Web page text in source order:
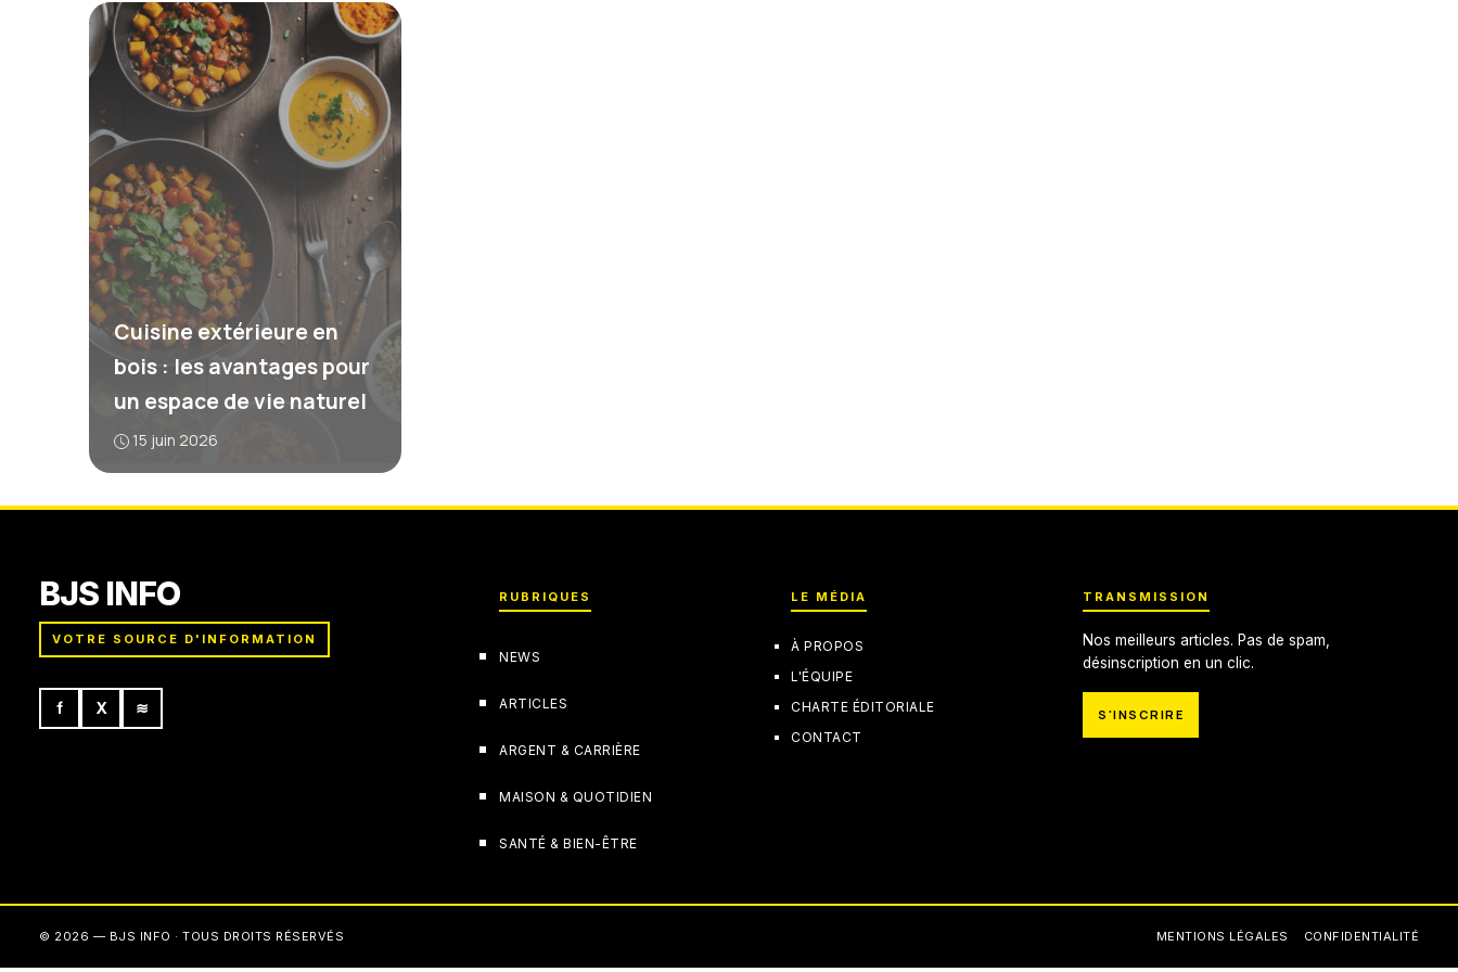
Cuisine extérieure en
bois : les avantages pour
un espace de vie naturel
15 juin 2026
BJS INFO
VOTRE SOURCE D'INFORMATION
f X ≋
RUBRIQUES
NEWS
ARTICLES
ARGENT & CARRIÈRE
MAISON & QUOTIDIEN
SANTÉ & BIEN-ÊTRE
LE MÉDIA
À PROPOS
L'ÉQUIPE
CHARTE ÉDITORIALE
CONTACT
TRANSMISSION
Nos meilleurs articles. Pas de spam,
désinscription en un clic.
S'INSCRIRE
© 2026 — BJS INFO · TOUS DROITS RÉSERVÉS MENTIONS LÉGALES CONFIDENTIALITÉ